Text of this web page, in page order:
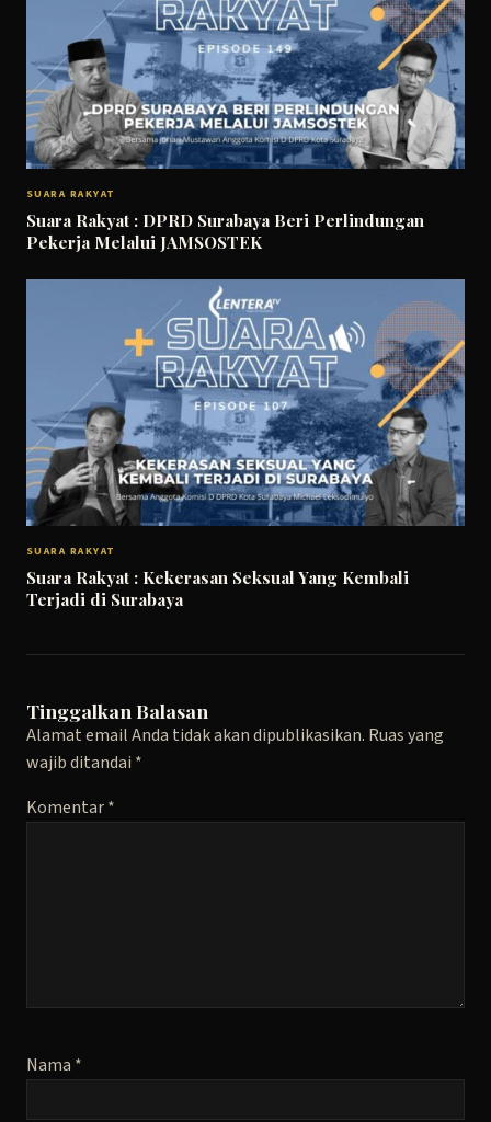
SUARA RAKYAT
Suara Rakyat : DPRD Surabaya Beri Perlindungan
Pekerja Melalui JAMSOSTEK
SUARA RAKYAT
Suara Rakyat : Kekerasan Seksual Yang Kembali
Terjadi di Surabaya
Tinggalkan Balasan
Alamat email Anda tidak akan dipublikasikan. Ruas yang
wajib ditandai *
Komentar*
Nama *